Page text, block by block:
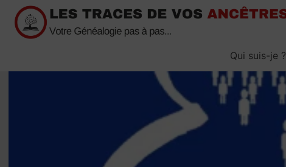
Passer
contenu
Qui suis-je ?